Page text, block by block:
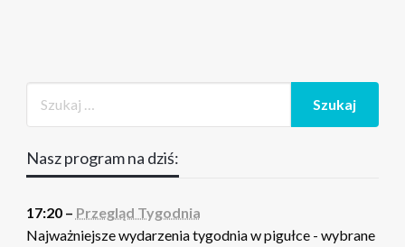
Nasz program na dziś:
17:20 – Przegląd Tygodnia
Najważniejsze wydarzenia tygodnia w pigułce - wybrane